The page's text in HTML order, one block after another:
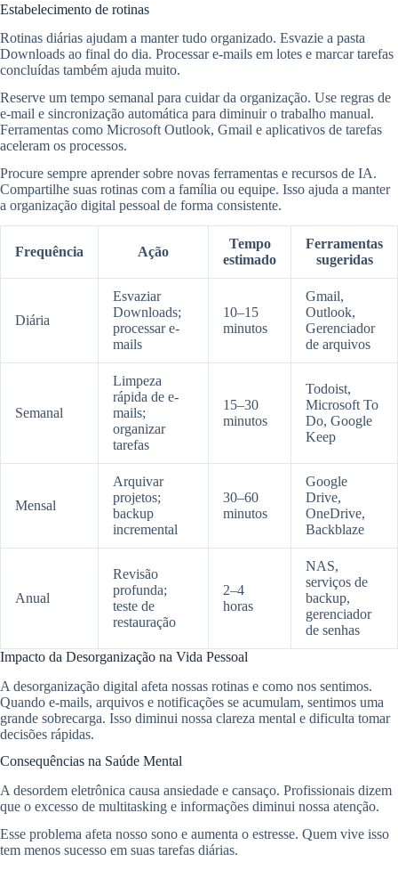
Estabelecimento de rotinas
Rotinas diárias ajudam a manter tudo organizado. Esvazie a pasta
Downloads ao final do dia. Processar e-mails em lotes e marcar tarefas
concluídas também ajuda muito.
Reserve um tempo semanal para cuidar da organização. Use regras de
e-mail e sincronização automática para diminuir o trabalho manual.
Ferramentas como Microsoft Outlook, Gmail e aplicativos de tarefas
aceleram os processos.
Procure sempre aprender sobre novas ferramentas e recursos de IA.
Compartilhe suas rotinas com a família ou equipe. Isso ajuda a manter
a organização digital pessoal de forma consistente.
Frequência Ação
Tempo
estimado
Ferramentas
sugeridas
Diária
Esvaziar
Downloads;
processar e-
mails
10–15
minutos
Gmail,
Outlook,
Gerenciador
de arquivos
Semanal
Limpeza
rápida de e-
mails;
organizar
tarefas
15–30
minutos
Todoist,
Microsoft To
Do, Google
Keep
Mensal
Arquivar
projetos;
backup
incremental
30–60
minutos
Google
Drive,
OneDrive,
Backblaze
Anual
Revisão
profunda;
teste de
restauração
2–4
horas
NAS,
serviços de
backup,
gerenciador
de senhas
Impacto da Desorganização na Vida Pessoal
A desorganização digital afeta nossas rotinas e como nos sentimos.
Quando e-mails, arquivos e notificações se acumulam, sentimos uma
grande sobrecarga. Isso diminui nossa clareza mental e dificulta tomar
decisões rápidas.
Consequências na Saúde Mental
A desordem eletrônica causa ansiedade e cansaço. Profissionais dizem
que o excesso de multitasking e informações diminui nossa atenção.
Esse problema afeta nosso sono e aumenta o estresse. Quem vive isso
tem menos sucesso em suas tarefas diárias.